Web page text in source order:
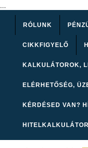
...
RÓLUNK
CIKKFIGYELŐ
KALKULÁTOROK,
ELÉRHETŐSÉG,
KÉRDÉSED VAN?